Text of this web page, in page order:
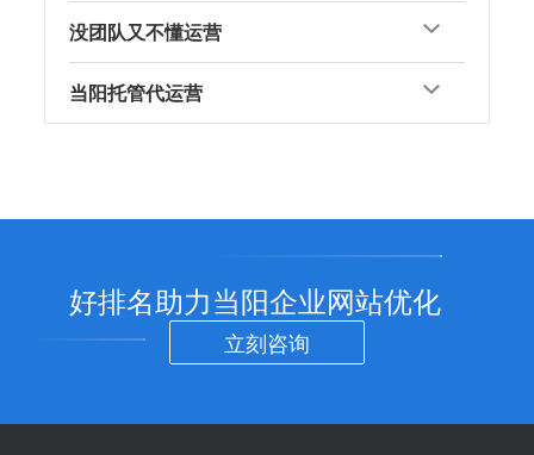
没团队又不懂运营
当阳托管代运营
好排名助力当阳企业网站优化
立刻咨询